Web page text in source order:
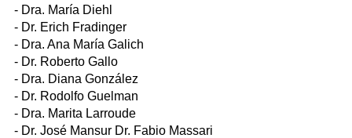
- Dra. María Diehl
- Dr. Erich Fradinger
- Dra. Ana María Galich
- Dr. Roberto Gallo
- Dra. Diana González
- Dr. Rodolfo Guelman
- Dra. Marita Larroude
- Dr. José Mansur Dr. Fabio Massari